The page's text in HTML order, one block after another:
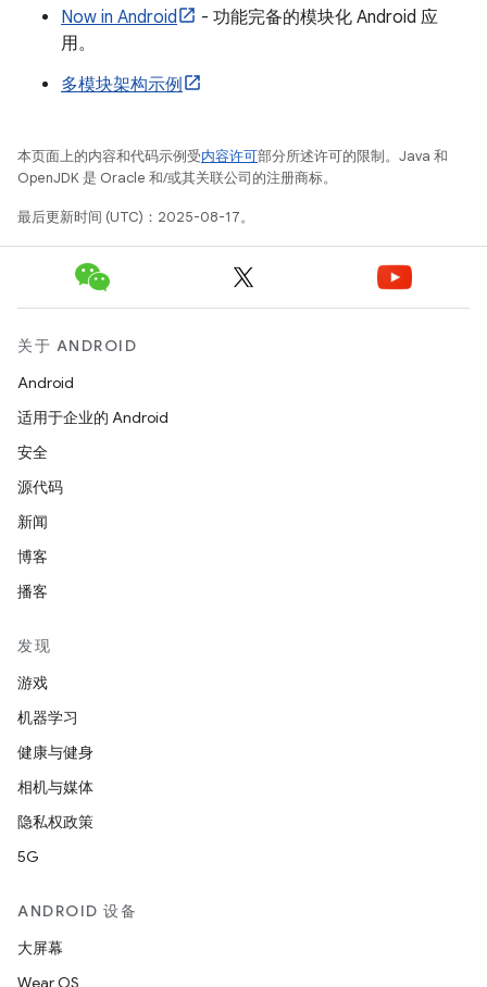
Now in Android
- 功能完备的模块化 Android 应
用。
多模块架构示例
本页面上的内容和代码示例受内容许可部分所述许可的限制。Java 和
OpenJDK 是 Oracle 和/或其关联公司的注册商标。
最后更新时间 (UTC)：2025-08-17。
关于 ANDROID
Android
适用于企业的 Android
安全
源代码
新闻
博客
播客
发现
游戏
机器学习
健康与健身
相机与媒体
隐私权政策
5G
ANDROID 设备
大屏幕
Wear OS